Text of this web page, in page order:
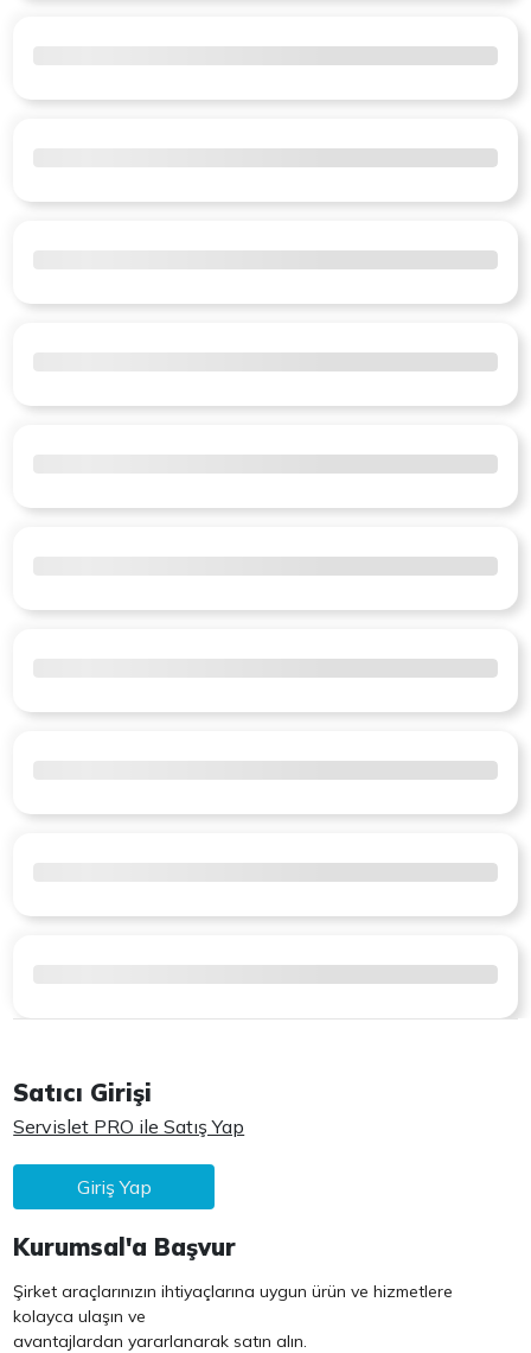
Satıcı Girişi
Servislet PRO ile Satış Yap
Giriş Yap
Kurumsal'a Başvur
Şirket araçlarınızın ihtiyaçlarına uygun ürün ve hizmetlere
kolayca ulaşın ve
avantajlardan yararlanarak satın alın.